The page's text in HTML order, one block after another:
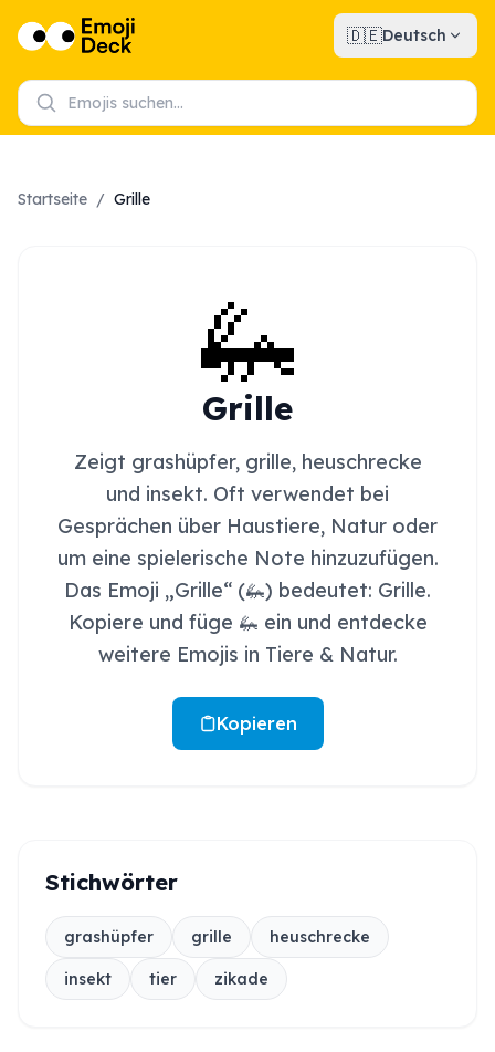
🇩🇪Deutsch
Startseite / Grille
🦗
Grille
Zeigt grashüpfer, grille, heuschrecke
und insekt. Oft verwendet bei
Gesprächen über Haustiere, Natur oder
um eine spielerische Note hinzuzufügen.
Das Emoji „Grille“ (🦗) bedeutet: Grille.
Kopiere und füge 🦗 ein und entdecke
weitere Emojis in Tiere & Natur.
Kopieren
Stichwörter
grashüpfer grille heuschrecke
insekt tier zikade